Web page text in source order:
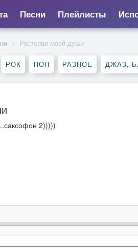
Песни Плейлисты
Ресторан моей души
РОК ПОП РАЗНОЕ ДЖАЗ,
2)))))